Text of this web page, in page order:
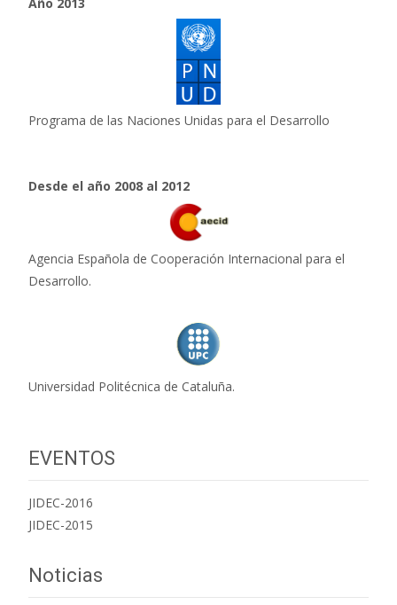
Programa de las Naciones Unidas para el Desarrollo
Desde el año 2008 al 2012
Agencia Española de Cooperación Internacional para el
Desarrollo.
Universidad Politécnica de Cataluña.
EVENTOS
JIDEC-2016
JIDEC-2015
Noticias